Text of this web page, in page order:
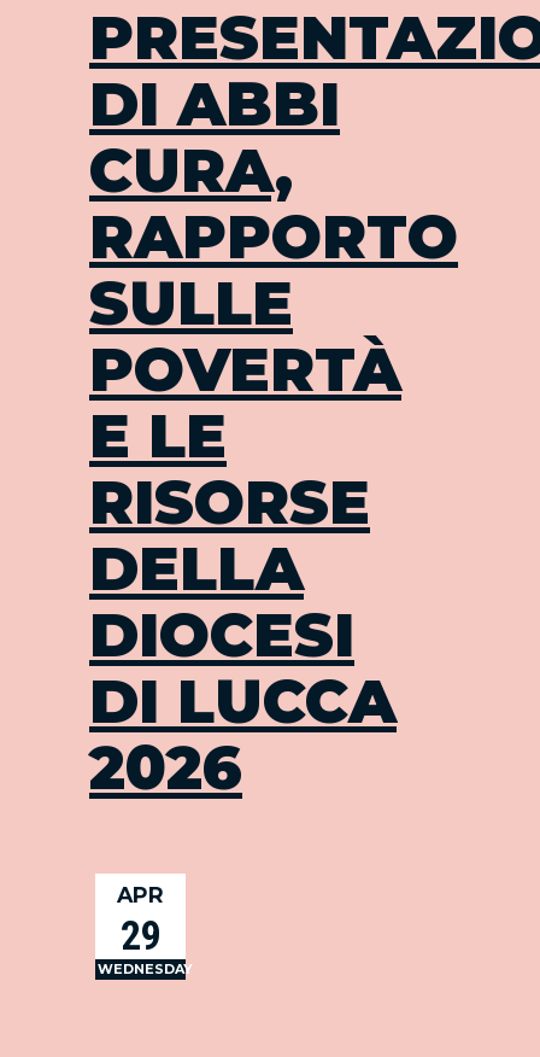
DI ABBI
CURA,
RAPPORTO
SULLE
POVERTÀ
E LE
RISORSE
DELLA
DIOCESI
DI LUCCA
2026
APR
29
WEDNESDAY